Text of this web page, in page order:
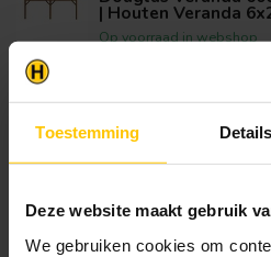
Toestemming Details
Deze website maakt gebruik
We gebruiken cookies om
| Houten Veranda
Op voorraad in webshop
Klantenservice
graag verder met het
bestelling.